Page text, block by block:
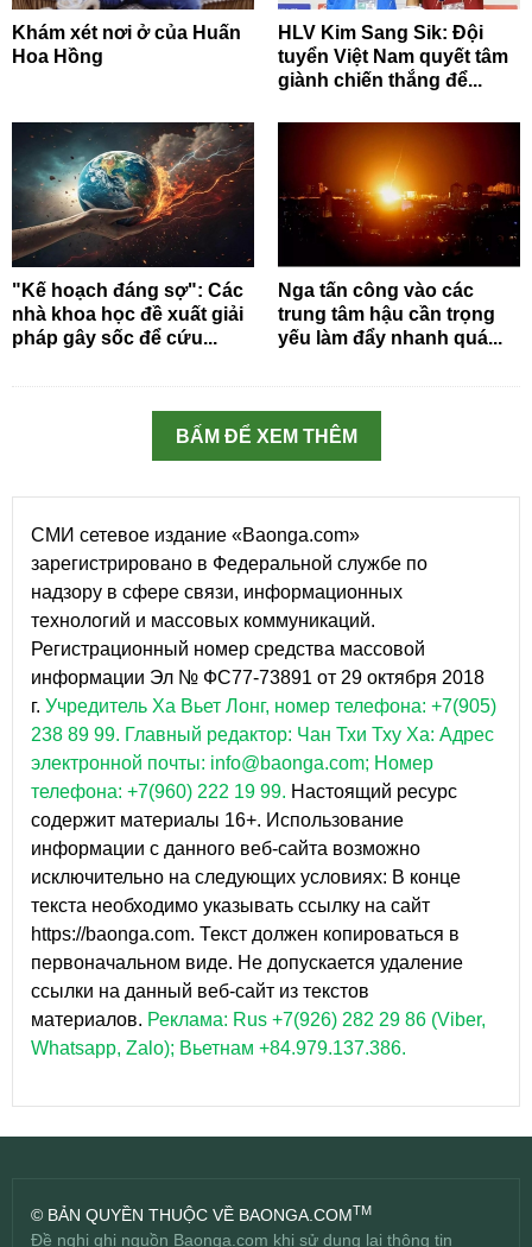
Khám xét nơi ở của Huấn
Hoa Hồng
HLV Kim Sang Sik: Đội
tuyển Việt Nam quyết tâm
giành chiến thắng để...
"Kế hoạch đáng sợ": Các
nhà khoa học đề xuất giải
pháp gây sốc để cứu...
Nga tấn công vào các
trung tâm hậu cần trọng
yếu làm đẩy nhanh quá...
BẤM ĐỂ XEM THÊM
СМИ сетевое издание «Baonga.com»
зарегистрировано в Федеральной службе по
надзору в сфере связи, информационных
технологий и массовых коммуникаций.
Регистрационный номер средства массовой
информации Эл № ФС77-73891 от 29 октября 2018
г. Учредитель Ха Вьет Лонг, номер телефона: +7(905)
238 89 99. Главный редактор: Чан Тхи Тху Ха: Адрес
электронной почты: info@baonga.com; Номер
телефона: +7(960) 222 19 99. Настоящий ресурс
содержит материалы 16+. Использование
информации с данного веб-сайта возможно
исключительно на следующих условиях: В конце
текста необходимо указывать ссылку на сайт
https://baonga.com. Текст должен копироваться в
первоначальном виде. Не допускается удаление
ссылки на данный веб-сайт из текстов
материалов. Реклама: Rus +7(926) 282 29 86 (Viber,
Whatsapp, Zalo); Вьетнам +84.979.137.386.
© BẢN QUYỀN THUỘC VỀ BAONGA.COMTM
Đề nghị ghi nguồn Baonga.com khi sử dụng lại thông tin